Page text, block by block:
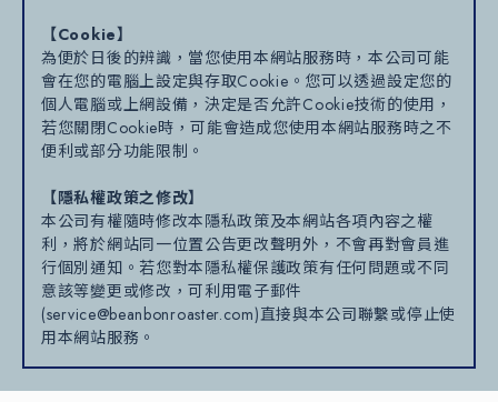
【Cookie】
為便於日後的辨識，當您使用本網站服務時，本公司可能
會在您的電腦上設定與存取Cookie。您可以透過設定您的
個人電腦或上網設備，決定是否允許Cookie技術的使用，
若您關閉Cookie時，可能會造成您使用本網站服務時之不
便利或部分功能限制。
【隱私權政策之修改】
本公司有權隨時修改本隱私政策及本網站各項內容之權
利，將於網站同一位置公告更改聲明外，不會再對會員進
行個別通知。若您對本隱私權保護政策有任何問題或不同
意該等變更或修改，可利用電子郵件
(service@beanbonroaster.com)直接與本公司聯繫或停止使
用本網站服務。